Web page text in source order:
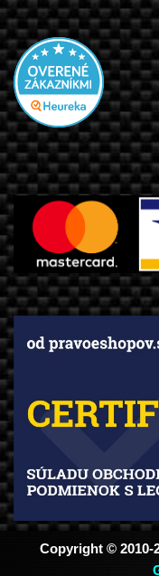
Copyright © 2010-